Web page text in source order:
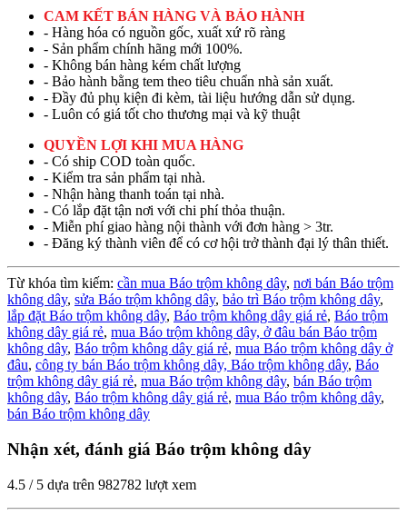
CAM KẾT BÁN HÀNG VÀ BẢO HÀNH
- Hàng hóa có nguồn gốc, xuất xứ rõ ràng
- Sản phẩm chính hãng mới 100%.
- Không bán hàng kém chất lượng
- Bảo hành bằng tem theo tiêu chuẩn nhà sản xuất.
- Đầy đủ phụ kiện đi kèm, tài liệu hướng dẫn sử dụng.
- Luôn có giá tốt cho thương mại và kỹ thuật
QUYỀN LỢI KHI MUA HÀNG
- Có ship COD toàn quốc.
- Kiểm tra sản phẩm tại nhà.
- Nhận hàng thanh toán tại nhà.
- Có lắp đặt tận nơi với chi phí thỏa thuận.
- Miễn phí giao hàng nội thành với đơn hàng > 3tr.
- Đăng ký thành viên để có cơ hội trở thành đại lý thân thiết.
Từ khóa tìm kiếm: cần mua Báo trộm không dây, nơi bán Báo trộm
không dây, sửa Báo trộm không dây, bảo trì Báo trộm không dây,
lắp đặt Báo trộm không dây, Báo trộm không dây giá rẻ, Báo trộm
không dây giá rẻ, mua Báo trộm không dây, ở đâu bán Báo trộm
không dây, Báo trộm không dây giá rẻ, mua Báo trộm không dây ở
đâu, công ty bán Báo trộm không dây, Báo trộm không dây, Báo
trộm không dây giá rẻ, mua Báo trộm không dây, bán Báo trộm
không dây, Báo trộm không dây giá rẻ, mua Báo trộm không dây,
bán Báo trộm không dây
Nhận xét, đánh giá Báo trộm không dây
4.5 / 5 dựa trên 982782 lượt xem